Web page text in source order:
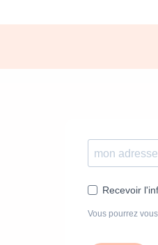
Recevoir
Vous pourrez